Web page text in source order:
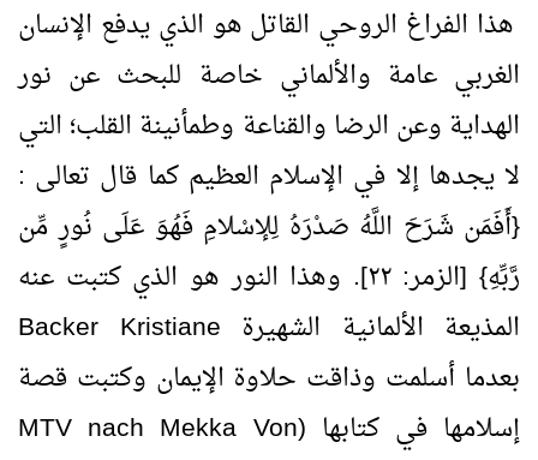
هذا الفراغ الروحي القاتل هو الذي يدفع الإنسان
الغربي عامة والألماني خاصة للبحث عن نور
الهداية وعن الرضا والقناعة وطمأنينة القلب؛ التي
لا يجدها إلا في الإسلام العظيم كما قال تعالى :
{أَفَمَن شَرَحَ اللَّهُ صَدْرَهُ لِلإسْلامِ فَهُوَ عَلَى نُورٍ مِّن
رَّبِّهِ} [الزمر: ٢٢]. وهذا النور هو الذي كتبت عنه
المذيعة الألمانية الشهيرة Kristiane
Backer
بعدما أسلمت وذاقت حلاوة الإيمان وكتبت قصة
إسلامها في كتابها (Von
MTV nach Mekka